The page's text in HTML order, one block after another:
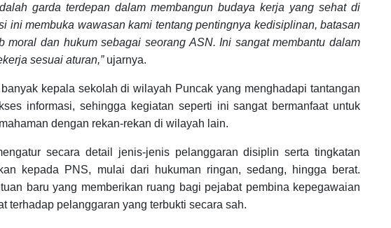
garda terdepan dalam membangun budaya kerja yang sehat di
ini membuka wawasan kami tentang pentingnya kedisiplinan, batasan
moral dan hukum sebagai seorang ASN. Ini sangat membantu dalam
sesuai aturan,”ujarnya.
kepala sekolah di wilayah Puncak yang menghadapi tantangan
informasi, sehingga kegiatan seperti ini sangat bermanfaat untuk
dengan rekan-rekan di wilayah lain.
secara detail jenis-jenis pelanggaran disiplin serta tingkatan
kepada PNS, mulai dari hukuman ringan, sedang, hingga berat.
baru yang memberikan ruang bagi pejabat pembina kepegawaian
terhadap pelanggaran yang terbukti secara sah.